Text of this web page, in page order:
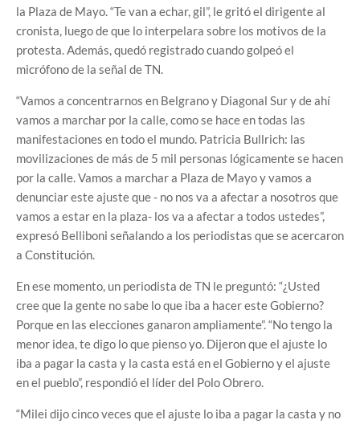
la Plaza de Mayo. “Te van a echar, gil”, le gritó el dirigente al
cronista, luego de que lo interpelara sobre los motivos de la
protesta. Además, quedó registrado cuando golpeó el
micrófono de la señal de TN.
“Vamos a concentrarnos en Belgrano y Diagonal Sur y de ahí
vamos a marchar por la calle, como se hace en todas las
manifestaciones en todo el mundo. Patricia Bullrich: las
movilizaciones de más de 5 mil personas lógicamente se hacen
por la calle. Vamos a marchar a Plaza de Mayo y vamos a
denunciar este ajuste que - no nos va a afectar a nosotros que
vamos a estar en la plaza- los va a afectar a todos ustedes”,
expresó Belliboni señalando a los periodistas que se acercaron
a Constitución.
En ese momento, un periodista de TN le preguntó: “¿Usted
cree que la gente no sabe lo que iba a hacer este Gobierno?
Porque en las elecciones ganaron ampliamente”. “No tengo la
menor idea, te digo lo que pienso yo. Dijeron que el ajuste lo
iba a pagar la casta y la casta está en el Gobierno y el ajuste
en el pueblo”, respondió el líder del Polo Obrero.
“Milei dijo cinco veces que el ajuste lo iba a pagar la casta y no